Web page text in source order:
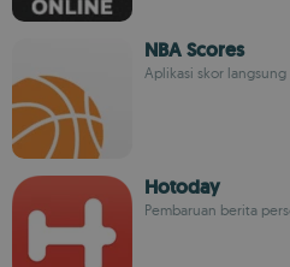
NBA Scores
Aplikasi skor
Hotoday
Pembaruan berita